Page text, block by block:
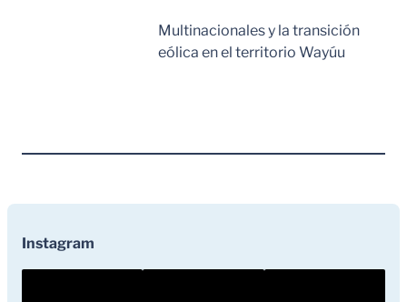
Multinacionales y la transición
eólica en el territorio Wayúu
Instagram